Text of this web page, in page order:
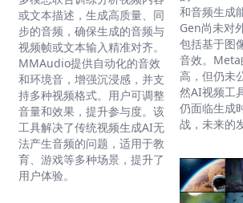
或文本描述，生成高质量、同
步的音频，确保生成的音频与
视频帧或文本输入精准对齐。
MMAudio提供自动化的音效
和环境音，增强沉浸感，并支
持多种视频格式。用户可调整
音量和效果，提升参与度。该
工具解决了传统视频生成AI无
法产生音频的问题，适用于教
育、游戏等多种场景，提升了
用户体验。
和音频生成
Gen尚未对
包括基于图
音效。
高，但仍未
然AI视频工
仍面临生成
战，未来的